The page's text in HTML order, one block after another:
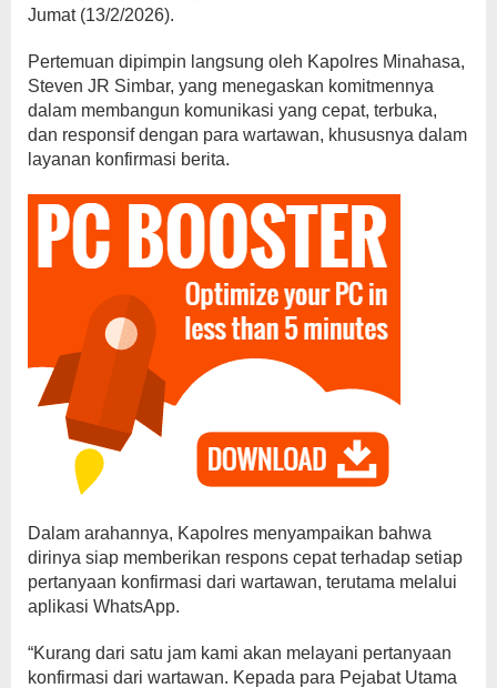
Jumat (13/2/2026).
Pertemuan dipimpin langsung oleh Kapolres Minahasa,
Steven JR Simbar, yang menegaskan komitmennya
dalam membangun komunikasi yang cepat, terbuka,
dan responsif dengan para wartawan, khususnya dalam
layanan konfirmasi berita.
Dalam arahannya, Kapolres menyampaikan bahwa
dirinya siap memberikan respons cepat terhadap setiap
pertanyaan konfirmasi dari wartawan, terutama melalui
aplikasi WhatsApp.
“Kurang dari satu jam kami akan melayani pertanyaan
konfirmasi dari wartawan. Kepada para Pejabat Utama